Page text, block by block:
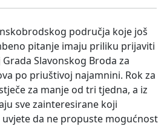
područja koje još
pitanje imaju priliku prijaviti
Slavonskog Broda za
po priuštivoj najamnini. Rok za
za manje od tri tjedna, a iz
sve zainteresirane koji
da ne propuste mogućnost